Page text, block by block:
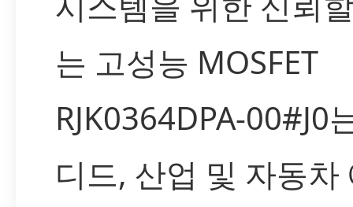
는 고성능 MOSFET
RJK0364DPA-00#J0
디드, 산업 및 자동차